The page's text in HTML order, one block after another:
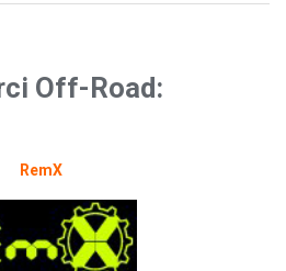
Off-Road:
RemX